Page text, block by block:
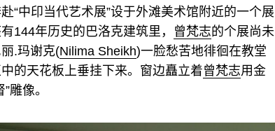
“中印当代艺术展”设于外滩美术馆附近的一个展
144年历史的巴洛克建筑里， 曾梵志的个展尚未
.玛谢克(Nilima Sheikh)一脸愁苦地徘徊在教堂
的天花板上垂挂下来。窗边矗立着曾梵志用金
雕像。